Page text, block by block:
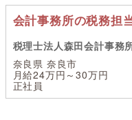
会計事務所の税務担
税理士法人森田会計事務
奈良県 奈良市
月給24万円～30万円
正社員